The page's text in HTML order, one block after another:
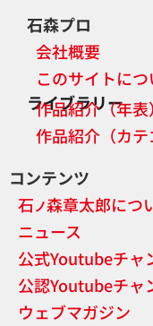
石森プロ
会社概要
このサイトにつ
ライブラリー
作品紹介（年表）
作品紹介（カテ
コンテンツ
石ノ森章太郎につ
ニュース
公式Youtubeチャ
公認Youtubeチャ
ウェブマガジン